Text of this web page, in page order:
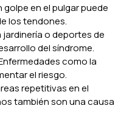
golpe en el pulgar puede
los tendones.
o deportes de
del síndrome.
como la
el riesgo.
repetitivas en el
también son una causa